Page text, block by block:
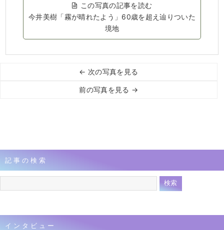
この写真の記事を読む
今井美樹「霧が晴れたよう」60歳を超え辿りついた
境地
← 次の写真を見る
前の写真を見る →
記事の検索
インタビュー